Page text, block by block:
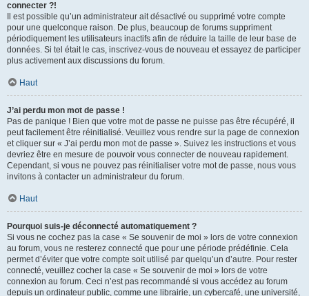
connecter ?!
Il est possible qu’un administrateur ait désactivé ou supprimé votre compte
pour une quelconque raison. De plus, beaucoup de forums suppriment
périodiquement les utilisateurs inactifs afin de réduire la taille de leur base de
données. Si tel était le cas, inscrivez-vous de nouveau et essayez de participer
plus activement aux discussions du forum.
Haut
J’ai perdu mon mot de passe !
Pas de panique ! Bien que votre mot de passe ne puisse pas être récupéré, il
peut facilement être réinitialisé. Veuillez vous rendre sur la page de connexion
et cliquer sur « J’ai perdu mon mot de passe ». Suivez les instructions et vous
devriez être en mesure de pouvoir vous connecter de nouveau rapidement.
Cependant, si vous ne pouvez pas réinitialiser votre mot de passe, nous vous
invitons à contacter un administrateur du forum.
Haut
Pourquoi suis-je déconnecté automatiquement ?
Si vous ne cochez pas la case « Se souvenir de moi » lors de votre connexion
au forum, vous ne resterez connecté que pour une période prédéfinie. Cela
permet d’éviter que votre compte soit utilisé par quelqu’un d’autre. Pour rester
connecté, veuillez cocher la case « Se souvenir de moi » lors de votre
connexion au forum. Ceci n’est pas recommandé si vous accédez au forum
depuis un ordinateur public, comme une librairie, un cybercafé, une université,